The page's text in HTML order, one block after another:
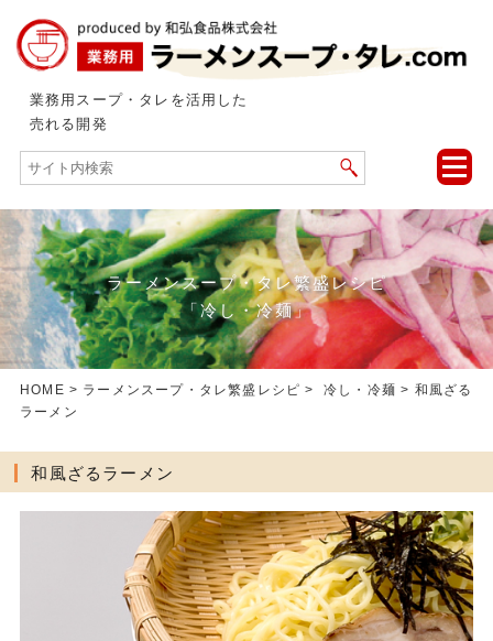
業務用スープ・タレを活用した
売れる開発
toggle
ラーメンスープ・タレ繁盛レシピ
「冷し・冷麺」
HOME > ラーメンスープ・タレ繁盛レシピ >冷し・冷麺 > 和風ざる
ラーメン
和風ざるラーメン